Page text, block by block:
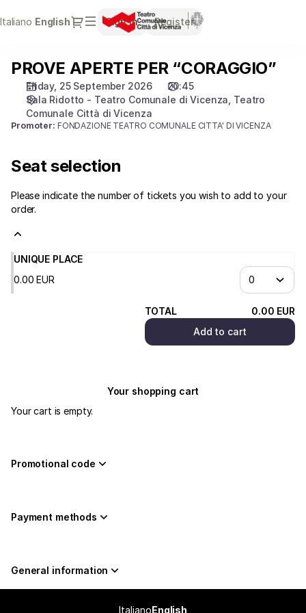
Italiano Current
English Dialog
Sign in Register
selection
Città
Vicenza
25.09.2026
20:45
APERTE
“CORAGGIO”]
Teatro
Comunale
Città
PROVE
APERTE
PER
“CORAGGIO”
PROVE APERTE PER “CORAGGIO”
Friday, 25 September 2026
20:45
Sala Ridotto - Teatro Comunale di Vicenza Teatro
Comunale Città di Vicenza
Promoter: FONDAZIONE TEATRO COMUNALE CITTA' DI VICENZA
Seat selection
Please indicate the number of tickets you wish to add to your
order.
UNIQUE PLACE
0.00 EUR
TOTAL 0.00 EUR
Add to cart
Your shopping cart
Your cart is empty.
Promotional code
Payment methods
General information
ItalianoCurrent
English